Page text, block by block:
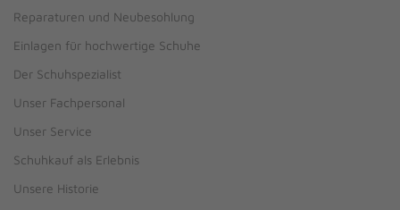
Reparaturen und Neubesohlung
Einlagen für hochwertige Schuhe
Der Schuhspezialist
Unser Fachpersonal
Unser Service
Schuhkauf als Erlebnis
Unsere Historie